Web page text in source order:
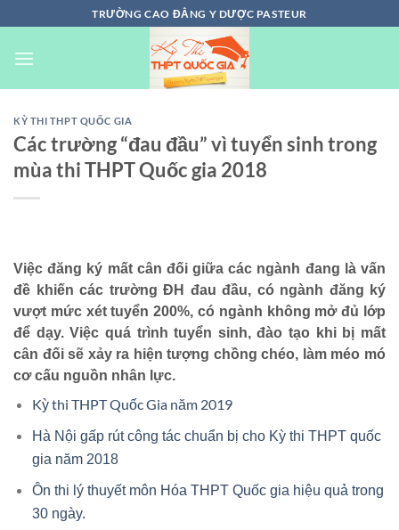
đến
nội
TRƯỜNG CAO ĐẲNG Y DƯỢC PASTEUR
KỲ THI THPT QUỐC GIA
Các trường “đau đầu” vì tuyển sinh trong
mùa thi THPT Quốc gia 2018
Việc đăng ký mất cân đối giữa các ngành đang là vấn
đề khiến các trường ĐH đau đầu, có ngành đăng ký
vượt mức xét tuyển 200%, có ngành không mở đủ lớp
để dạy. Việc quá trình tuyển sinh, đào tạo khi bị mất
cân đối sẽ xảy ra hiện tượng chồng chéo, làm méo mó
cơ cấu nguồn nhân lực.
Kỳ thi THPT Quốc Gia năm 2019
Hà Nội gấp rút công tác chuẩn bị cho Kỳ thi THPT quốc
gia năm 2018
Ôn thi lý thuyết môn Hóa THPT Quốc gia hiệu quả trong
30 ngày.